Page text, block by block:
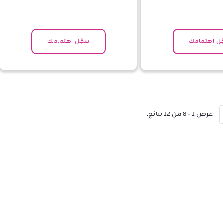
اهتمامك سجّل اهتمامك
عرض ١ - ٨ من ١٢ نتائج.